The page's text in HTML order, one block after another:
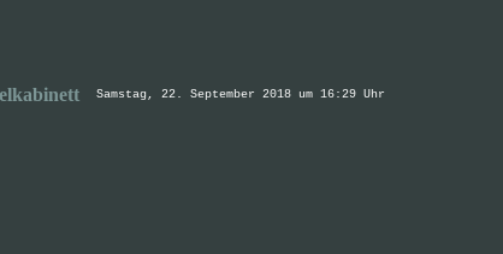
Samstag, 22. September 2018 um 16:29 Uhr